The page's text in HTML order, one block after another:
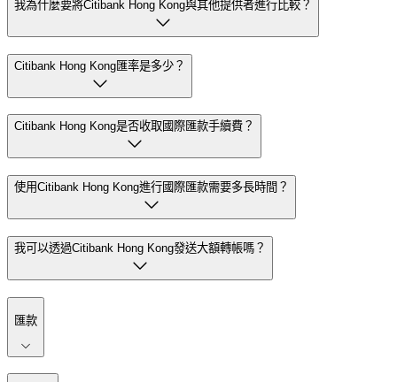
我為什麼要將Citibank Hong Kong與其他提供者進行比較？
Citibank Hong Kong匯率是多少？
Citibank Hong Kong是否收取國際匯款手續費？
使用Citibank Hong Kong進行國際匯款需要多長時間？
我可以透過Citibank Hong Kong發送大額轉帳嗎？
匯款